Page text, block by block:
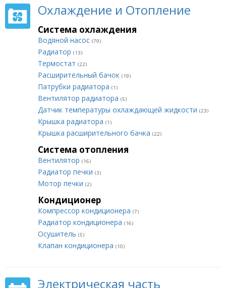
Охлаждение и Отопление
Система охлаждения
Водяной насос (79)
Радиатор (13)
Термостат (22)
Расширительный бачок (19)
Патрубки радиатора (1)
Вентилятор радиатора (5)
Датчик температуры охлаждающей жидкости (23)
Крышка радиатора (1)
Крышка расширительного бачка (22)
Система отопления
Вентилятор (16)
Радиатор печки (3)
Мотор печки (2)
Кондиционер
Компрессор кондиционера (7)
Радиатор кондиционера (16)
Осушитель (5)
Клапан кондиционера (10)
Электрическая часть